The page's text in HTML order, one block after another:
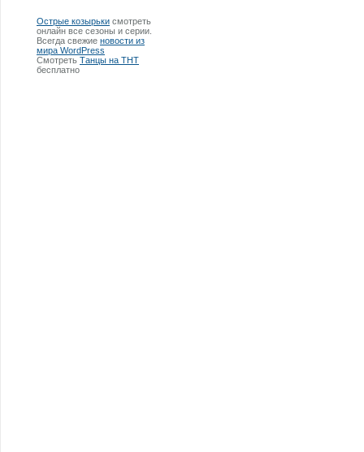
Острые козырьки смотреть
онлайн все сезоны и серии.
Всегда свежие новости из
мира WordPress
Смотреть Танцы на ТНТ
бесплатно